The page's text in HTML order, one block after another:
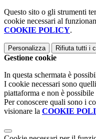
Questo sito o gli strumenti
cookie necessari al
COOKIE POLICY.
Personalizza Rifiuta tutti i
Gestione cookie
In questa schermata è
I cookie necessari sono
piattaforma e non è
Per conoscere quali sono i
visionare la COOKIE